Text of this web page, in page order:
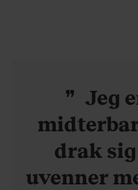
Jeg
drak
uvenner